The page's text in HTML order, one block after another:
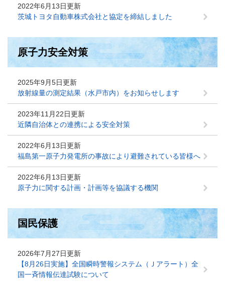
2022年6月13日更新
茨城トヨタ自動車株式会社と協定を締結しました
原子力安全対策
2025年9月5日更新
放射線量の測定結果（水戸市内）をお知らせします
2023年11月22日更新
近隣自治体との連携による安全対策
2022年6月13日更新
福島第一原子力発電所の事故により避難されている皆様へ
2022年6月13日更新
原子力に関する計画・計画等を協議する機関
国民保護
2026年7月27日更新
【8月26日実施】全国瞬時警報システム（Ｊアラート）全
国一斉情報伝達試験について